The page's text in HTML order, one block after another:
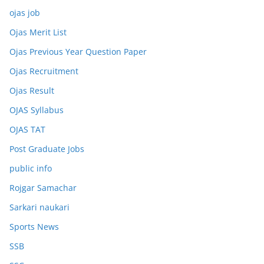
ojas job
Ojas Merit List
Ojas Previous Year Question Paper
Ojas Recruitment
Ojas Result
OJAS Syllabus
OJAS TAT
Post Graduate Jobs
public info
Rojgar Samachar
Sarkari naukari
Sports News
SSB